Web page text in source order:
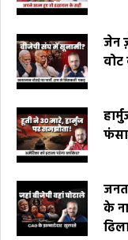
जेन
के